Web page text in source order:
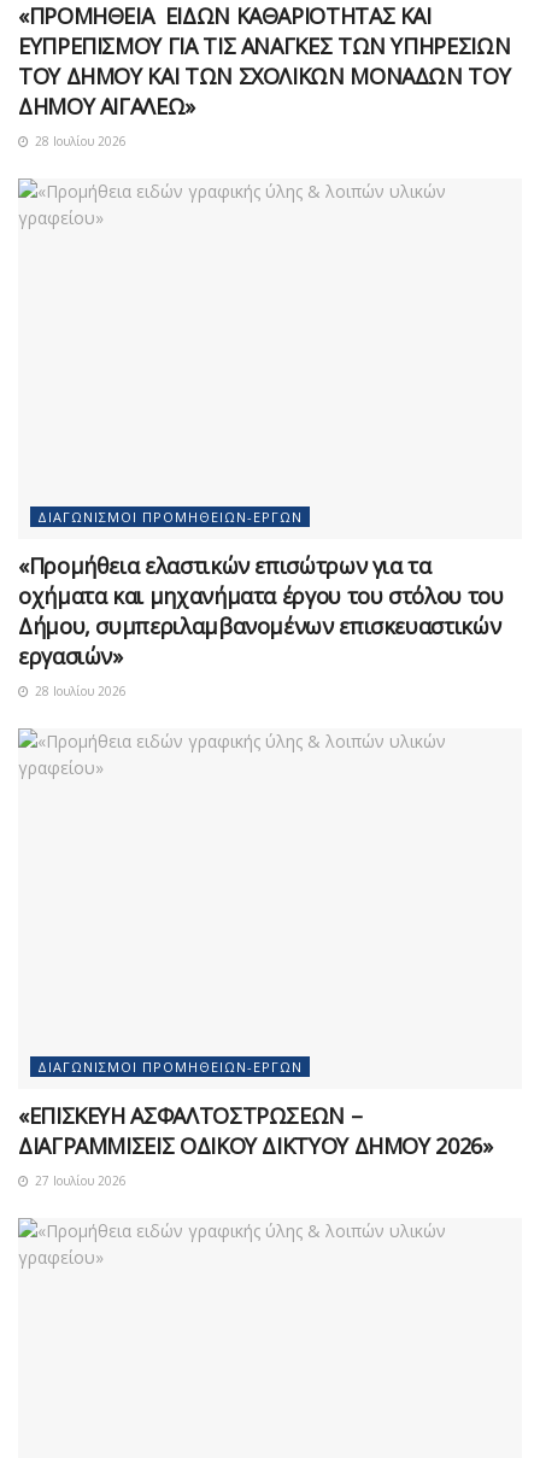
«ΠΡΟΜΗΘΕΙΑ ΕΙΔΩΝ ΚΑΘΑΡΙΟΤΗΤΑΣ ΚΑΙ
ΕΥΠΡΕΠΙΣΜΟΥ ΓΙΑ ΤΙΣ ΑΝΑΓΚΕΣ ΤΩΝ ΥΠΗΡΕΣΙΩΝ
ΤΟΥ ΔΗΜΟΥ ΚΑΙ ΤΩΝ ΣΧΟΛΙΚΩΝ ΜΟΝΑΔΩΝ ΤΟΥ
ΔΗΜΟΥ ΑΙΓΑΛΕΩ»
28 Ιουλίου 2026
ΔΙΑΓΩΝΙΣΜΟΊ ΠΡΟΜΗΘΕΙΏΝ-ΈΡΓΩΝ
«Προμήθεια ελαστικών επισώτρων για τα
οχήματα και μηχανήματα έργου του στόλου του
Δήμου, συμπεριλαμβανομένων επισκευαστικών
εργασιών»
28 Ιουλίου 2026
ΔΙΑΓΩΝΙΣΜΟΊ ΠΡΟΜΗΘΕΙΏΝ-ΈΡΓΩΝ
«ΕΠΙΣΚΕΥΗ ΑΣΦΑΛΤΟΣΤΡΩΣΕΩΝ –
ΔΙΑΓΡΑΜΜΙΣΕΙΣ ΟΔΙΚΟΥ ΔΙΚΤΥΟΥ ΔΗΜΟΥ 2026»
27 Ιουλίου 2026